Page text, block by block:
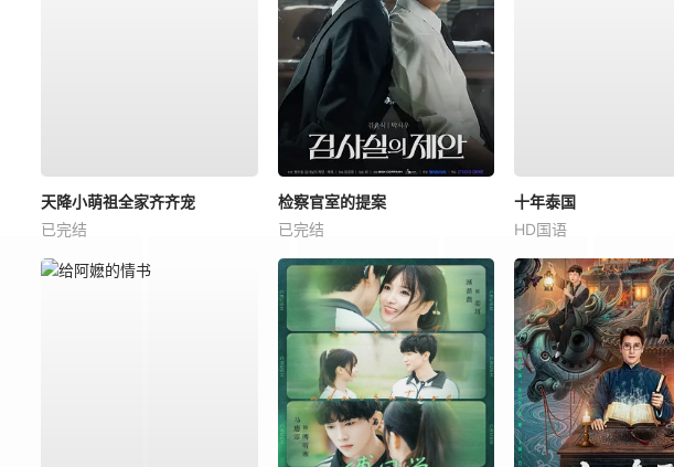
天降小萌祖全家齐齐宠
已完结
检察官室的提案
已完结
十年泰国
HD国语